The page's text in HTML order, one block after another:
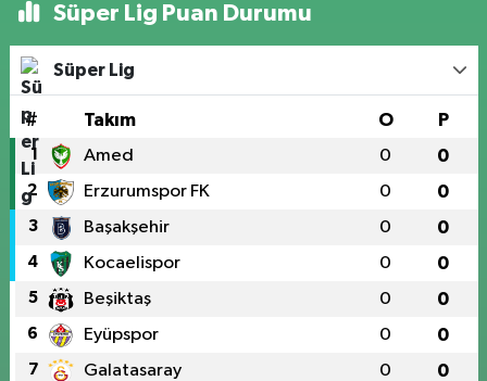
Süper Lig Puan Durumu
Süper Lig
# Takım O P
1 Amed 0 0
2 Erzurumspor FK 0 0
3 Başakşehir 0 0
4 Kocaelispor 0 0
5 Beşiktaş 0 0
6 Eyüpspor 0 0
7 Galatasaray 0 0